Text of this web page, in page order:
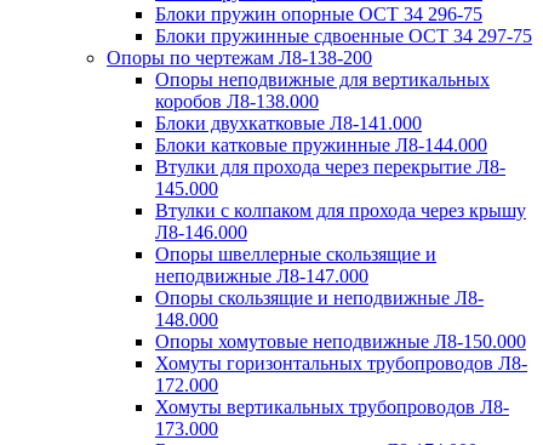
Блоки пружин опорные ОСТ 34 296-75
Блоки пружинные сдвоенные ОСТ 34 297-75
Опоры по чертежам Л8-138-200
Опоры неподвижные для вертикальных
коробов Л8-138.000
Блоки двухкатковые Л8-141.000
Блоки катковые пружинные Л8-144.000
Втулки для прохода через перекрытие Л8-
145.000
Втулки с колпаком для прохода через крышу
Л8-146.000
Опоры швеллерные скользящие и
неподвижные Л8-147.000
Опоры скользящие и неподвижные Л8-
148.000
Опоры хомутовые неподвижные Л8-150.000
Хомуты горизонтальных трубопроводов Л8-
172.000
Хомуты вертикальных трубопроводов Л8-
173.000